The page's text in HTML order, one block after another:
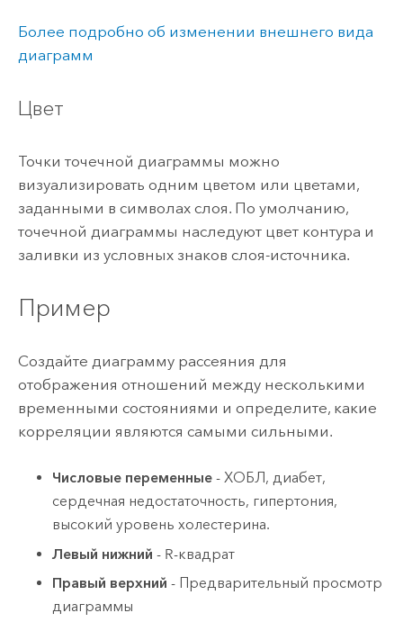
Более подробно об изменении внешнего вида
диаграмм
Цвет
Точки точечной диаграммы можно
визуализировать одним цветом или цветами,
заданными в символах слоя. По умолчанию,
точечной диаграммы наследуют цвет контура и
заливки из условных знаков слоя-источника.
Пример
Создайте диаграмму рассеяния для
отображения отношений между несколькими
временными состояниями и определите, какие
корреляции являются самыми сильными.
Числовые переменные - ХОБЛ, диабет,
сердечная недостаточность, гипертония,
высокий уровень холестерина.
Левый нижний - R-квадрат
Правый верхний - Предварительный просмотр
диаграммы